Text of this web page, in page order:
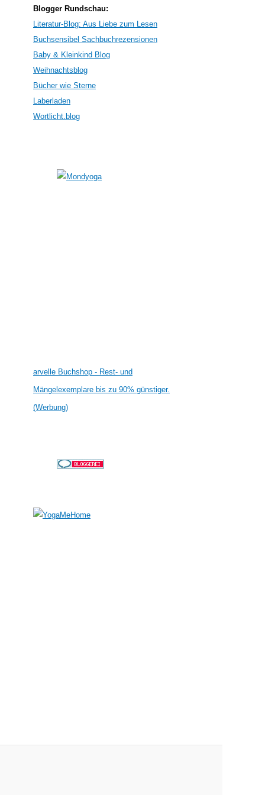
Blogger Rundschau:
Literatur-Blog: Aus Liebe zum Lesen
Buchsensibel Sachbuchrezensionen
Baby & Kleinkind Blog
Weihnachtsblog
Bücher wie Sterne
Laberladen
Wortlicht.blog
arvelle Buchshop - Rest- und
Mängelexemplare bis zu 90% günstiger.
(Werbung)